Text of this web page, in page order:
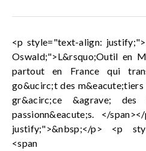
<p style="text-align:
Oswald;">L&rsquo;Outil en
partout en France qui
go&ucirc;t des
gr&acirc;ce &agrave; des
passionn&eacute;s. </
justify;">&nbsp;</p> <p
<span